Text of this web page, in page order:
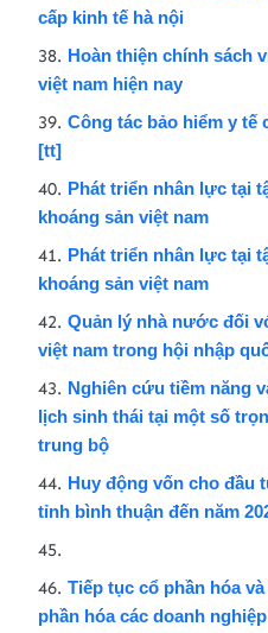
cấp kinh tế hà nội
Hoàn thiện chính sách
việt nam hiện nay
Công tác bảo hiểm y
[tt]
Phát triển nhân lực tại
khoáng sản việt nam
Phát triển nhân lực tại
khoáng sản việt nam
Quản lý nhà nước đối
việt nam trong hội nhập
Nghiên cứu tiềm năng
lịch sinh thái tại một số
trung bộ
Huy động vốn cho đầu
tỉnh bình thuận đến năm
Tiếp tục cổ phần hóa
phần hóa các doanh